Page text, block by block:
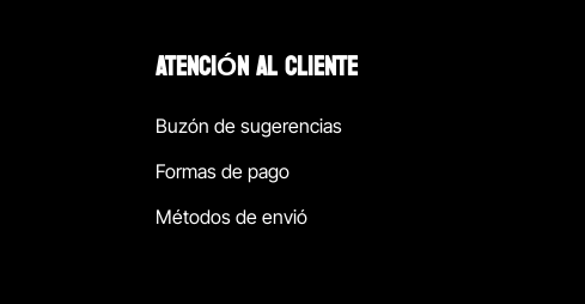
ATENCIÓN AL CLIENTE
Buzón de sugerencias
Formas de pago
Métodos de envió